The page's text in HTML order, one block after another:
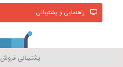
راهنمایی و پشتیبانی
پشتیبانی فروش